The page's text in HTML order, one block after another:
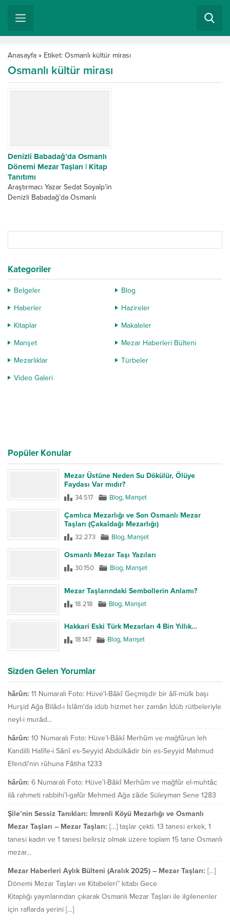
Anasayfa » Etiket: Osmanlı kültür mirası
Osmanlı kültür mirası
Denizli Babadağ’da Osmanlı
Dönemi Mezar Taşları | Kitap
Tanıtımı
Araştırmacı Yazar Sedat Soyalp’in
Denizli Babadağ’da Osmanlı
Kategoriler
Belgeler
Blog
Haberler
Hazireler
Kitaplar
Makaleler
Manşet
Mezar Haberleri Bülteni
Mezarlıklar
Türbeler
Video Galeri
Popüler Konular
Mezar Üstüne Neden Su Dökülür, Ölüye
Faydası Var mıdır?
34.517 Blog, Manşet
Çamlıca Mezarlığı ve Son Osmanlı Mezar
Taşları (Çakaldağı Mezarlığı)
32.273 Blog, Manşet
Osmanlı Mezar Taşı Yazıları
30.150 Blog, Manşet
Mezar Taşlarındaki Sembollerin Anlamı?
18.218 Blog, Manşet
Hakkari Eski Türk Mezarları 4 Bin Yıllık…
18.147 Blog, Manşet
Sizden Gelen Yorumlar
hârûn: 11 Numaralı Foto: Hüve'l-Bâkî Geçmişdir bir âlî-mülk başı
Hurşid Ağa Bilâd-ı İslâm'da idüb hizmet her zamân İdüb rütbeleriyle
neyl-i murâd...
hârûn: 10 Numaralı Foto: Hüve'l-Bâkî Merhûm ve mağfûrun leh
Kandilli Halîfe-i Sânî es-Seyyid Abdülkâdir bin es-Seyyid Mahmud
Efendi'nin rûhuna Fâtiha 1233
hârûn: 6 Numaralı Foto: Hüve’l-Bâkî Merhûm ve mağfûr el-muhtâc
ilâ rahmeti rabbihi’l-gafûr Mehmed Ağa zâde Süleyman Sene 1283
Şile’nin Sessiz Tanıkları: İmrenli Köyü Mezarlığı ve Osmanlı
Mezar Taşları – Mezar Taşları: […] taşlar çekti. 13 tanesi erkek, 1
tanesi kadın ve 1 tanesi belirsiz olmak üzere toplam 15 tane Osmanlı
mezar...
Mezar Haberleri Aylık Bülteni (Aralık 2025) – Mezar Taşları: […]
Dönemi Mezar Taşları ve Kitabeleri” kitabı Gece
Kitaplığı yayınlarından çıkarak Osmanlı Mezar Taşları ile ilgilenenler
için raflarda yerini […]